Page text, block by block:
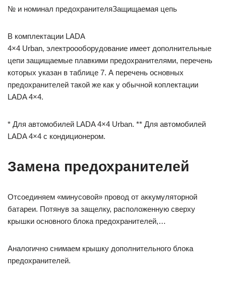
№ и номинал предохранителяЗащищаемая цепь
В комплектации LADA
4×4 Urban, электроооборудование имеет дополнительные
цепи защищаемые плавкими предохранителями, перечень
которых указан в таблице 7. А перечень основных
предохранителей такой же как у обычной коплектации
LADA 4×4.
* Для автомобилей LADA 4×4 Urban. ** Для автомобилей
LADA 4×4 с кондиционером.
Замена предохранителей
Отсоединяем «минусовой» провод от аккумуляторной
батареи. Потянув за защелку, расположенную сверху
крышки основного блока предохранителей,…
Аналогично снимаем крышку дополнительного блока
предохранителей.